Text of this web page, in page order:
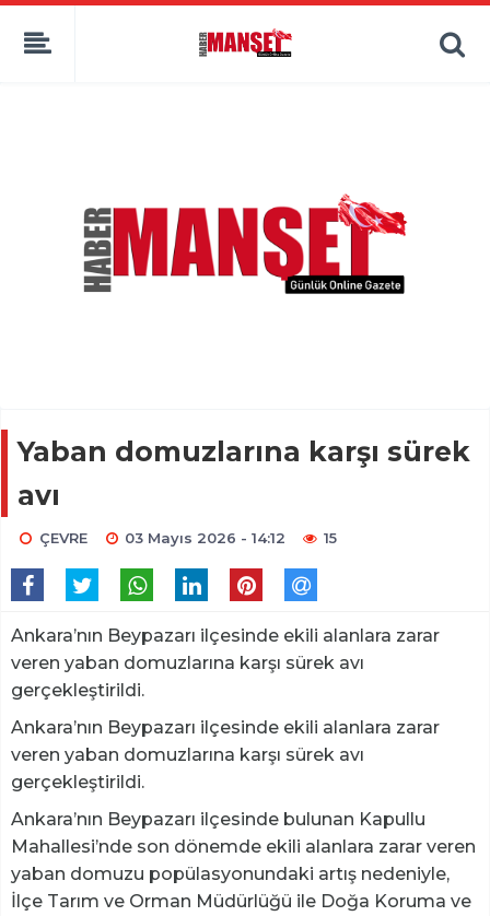
Yaban domuzlarına karşı sürek
avı
ÇEVRE 03 Mayıs 2026 - 14:12 15
Ankara’nın Beypazarı ilçesinde ekili alanlara zarar
veren yaban domuzlarına karşı sürek avı
gerçekleştirildi.
Ankara’nın Beypazarı ilçesinde ekili alanlara zarar
veren yaban domuzlarına karşı sürek avı
gerçekleştirildi.
Ankara’nın Beypazarı ilçesinde bulunan Kapullu
Mahallesi’nde son dönemde ekili alanlara zarar veren
yaban domuzu popülasyonundaki artış nedeniyle,
İlçe Tarım ve Orman Müdürlüğü ile Doğa Koruma ve